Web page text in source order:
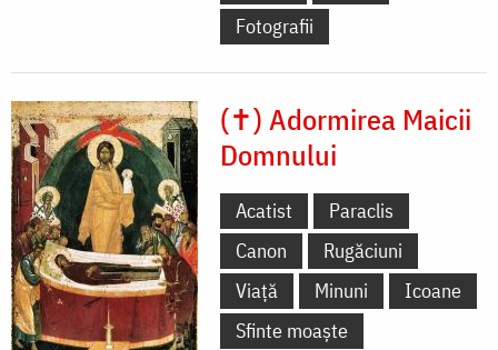
Fotografii
(✝) Adormirea Maicii
Domnului
Acatist
Paraclis
Canon
Rugăciuni
Viață
Minuni
Icoane
Sfinte moaște